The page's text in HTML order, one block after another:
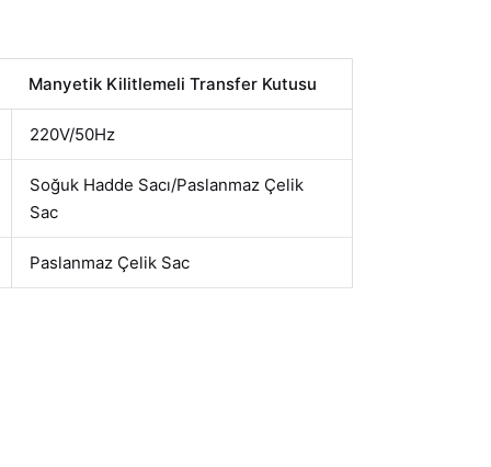
Manyetik Kilitlemeli Transfer Kutusu
220V/50Hz
Soğuk Hadde Sacı/Paslanmaz Çelik
Sac
Paslanmaz Çelik Sac